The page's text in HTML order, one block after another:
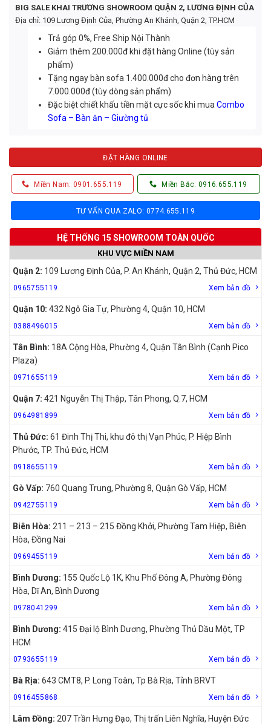
BIG SALE KHAI TRƯƠNG SHOWROOM QUẬN 2, LƯƠNG ĐỊNH CỦA
Địa chỉ: 109 Lương Định Của, Phường An Khánh, Quận 2, TP.HCM
Trả góp 0%, Free Ship Nội Thành
Giảm thêm 200.000đ khi đặt hàng Online (tùy sản
phẩm)
Tặng ngay bàn sofa 1.400.000đ cho đơn hàng trên
7.000.000đ (tùy dòng sản phẩm)
Đặc biệt chiết khấu tiền mặt cực sốc khi muaCombo
Sofa – Bàn ăn – Giường tủ
ĐẶT HÀNG ONLINE
Miền Nam: 0901.655.119 Miền Bắc: 0916.655.119
TƯ VẤN QUA ZALO: 0774.655.119
HỆ THỐNG 15 SHOWROOM TOÀN QUỐC
KHU VỰC MIỀN NAM
Quận 2: 109 Lương Định Của, P. An Khánh, Quận 2, Thủ Đức, HCM
0965755119 Xem bản đồ
Quận 10: 432 Ngô Gia Tự, Phường 4, Quận 10, HCM
0388496015 Xem bản đồ
Tân Bình: 18A Cộng Hòa, Phường 4, Quận Tân Bình (Cạnh Pico
Plaza)
0971655119 Xem bản đồ
Quận 7: 421 Nguyễn Thị Thập, Tân Phong, Q.7, HCM
0964981899 Xem bản đồ
Thủ Đức: 61 Đinh Thị Thi, khu đô thị Vạn Phúc, P. Hiệp Bình
Phước, TP. Thủ Đức, HCM
0918655119 Xem bản đồ
Gò Vấp: 760 Quang Trung, Phường 8, Quận Gò Vấp, HCM
0942755119 Xem bản đồ
Biên Hòa: 211 – 213 – 215 Đồng Khởi, Phường Tam Hiệp, Biên
Hòa, Đồng Nai
0969455119 Xem bản đồ
Bình Dương: 155 Quốc Lộ 1K, Khu Phố Đông A, Phường Đông
Hòa, Dĩ An, Bình Dương
0978041299 Xem bản đồ
Bình Dương: 415 Đại lộ Bình Dương, Phường Thủ Dầu Một, TP
HCM
0793655119 Xem bản đồ
Bà Rịa: 643 CMT8, P. Long Toàn, Tp Bà Rịa, Tỉnh BRVT
0916455868 Xem bản đồ
Lâm Đồng: 207 Trần Hưng Đạo, Thị trấn Liên Nghĩa, Huyện Đức